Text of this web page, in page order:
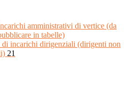
amministrativi di vertice (da
in tabelle)
incarichi dirigenziali (dirigenti non
21